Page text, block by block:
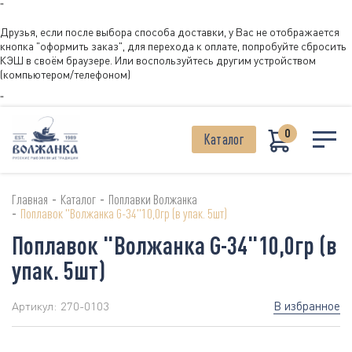
"
Друзья, если после выбора способа доставки, у Вас не отображается
кнопка "оформить заказ", для перехода к оплате, попробуйте сбросить
КЭШ в своём браузере. Или воспользуйтесь другим устройством
(компьютером/телефоном)
"
Каталог 0
Главная - Каталог - Поплавки Волжанка
- Поплавок "Волжанка G-34"10,0гр (в упак. 5шт)
Поплавок "Волжанка G-34"10,0гр (в
упак. 5шт)
Артикул: 270-0103 В избранное